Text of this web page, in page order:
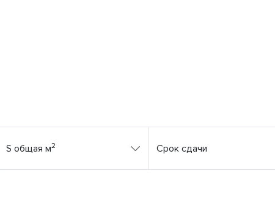
S общая м2 Срок сдачи